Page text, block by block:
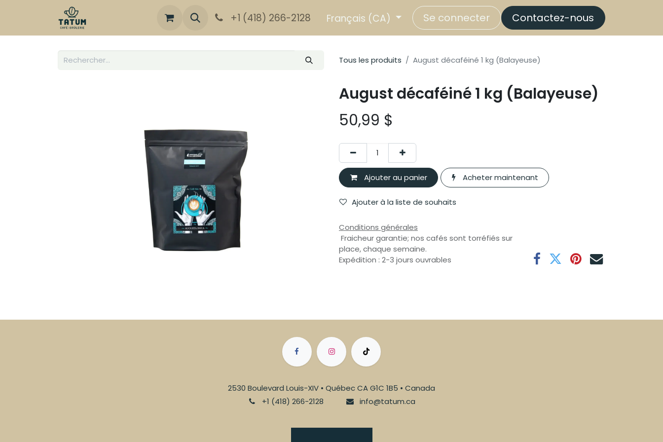
+1 (418) 266-2128 Français (CA) Se connecter Contactez-nous
Tous les produits August décaféiné 1 kg (Balayeuse)
August décaféiné 1 kg (Balayeuse)
50,99 $
Ajouter au panier Acheter maintenant
Ajouter à la liste de souhaits
Conditions générales
Fraicheur garantie; nos cafés sont torréfiés sur
place, chaque semaine.
Expédition : 2-3 jours ouvrables
2530 Boulevard Louis-XIV • Québec CA G1C 1B5 • Canada
+1 (418) 266-2128
info@tatum.ca